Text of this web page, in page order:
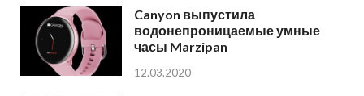
Canyon выпустила
водонепроницаемые умные
часы Marzipan
12.03.2020